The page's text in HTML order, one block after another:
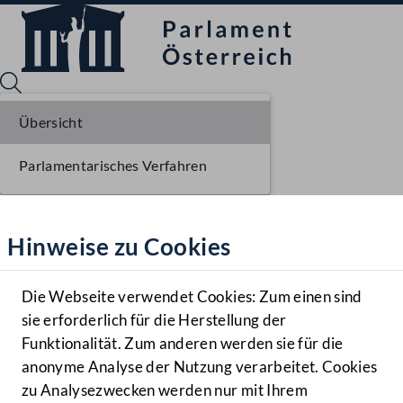
Hilfe
Benutzer
Navigationsmenü öffnen
MENÜ
Hinweise zu Cookies
Die Webseite verwendet Cookies: Zum einen sind
sie erforderlich für die Herstellung der
Funktionalität. Zum anderen werden sie für die
anonyme Analyse der Nutzung verarbeitet. Cookies
zu Analysezwecken werden nur mit Ihrem
Übersicht
Parlamentarisches Verfahren